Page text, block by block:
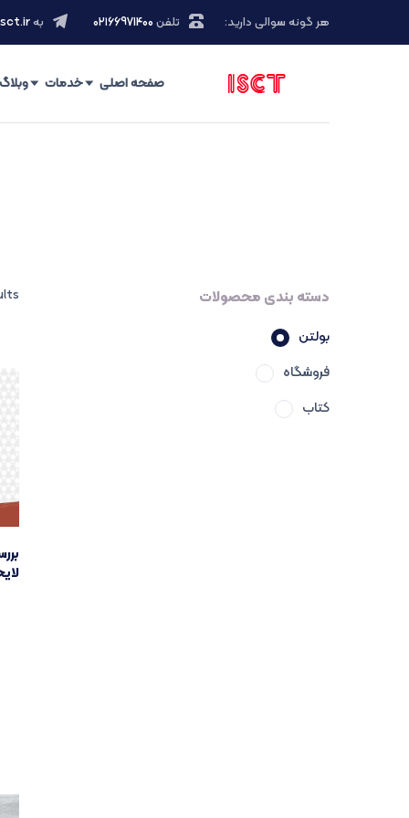
هر گونه سوالی دارید: تلفن ۰۲۱66971400 به
صفحه اصلی خدمات وبلاگ
دسته بندی محصولات
بولتن
فروشگاه
کتاب